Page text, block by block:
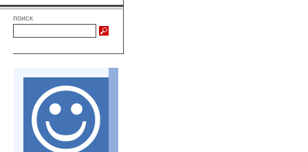
поиск